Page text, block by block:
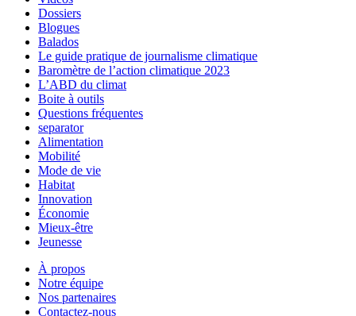
Dossiers
Blogues
Balados
Le guide pratique de journalisme climatique
Baromètre de l’action climatique 2023
L’ABD du climat
Boite à outils
Questions fréquentes
separator
Alimentation
Mobilité
Mode de vie
Habitat
Innovation
Économie
Mieux-être
Jeunesse
À propos
Notre équipe
Nos partenaires
Contactez-nous